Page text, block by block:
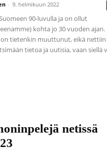
- 9. helmikuun 2022
90-luvulla ja on ollut
kohta jo 30 vuoden ajan.
on tietenkin muuttunut, eikä nettiin
tietoa ja uutisia, vaan siellä
netissä